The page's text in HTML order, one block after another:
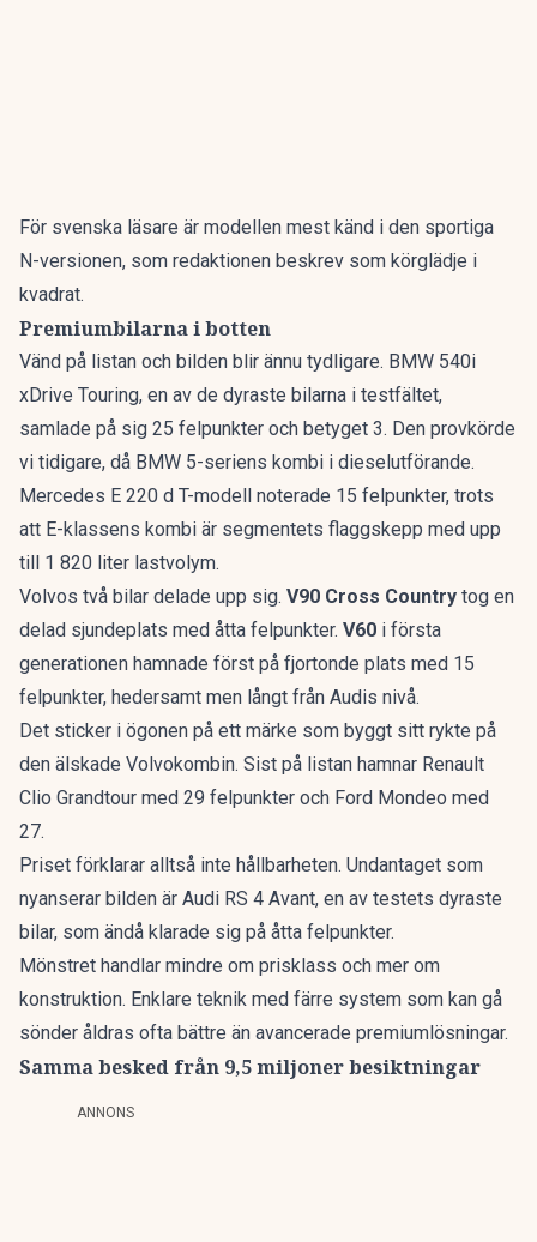
För svenska läsare är modellen mest känd i den sportiga
N-versionen, som redaktionen beskrev som körglädje i
kvadrat.
Premiumbilarna i botten
Vänd på listan och bilden blir ännu tydligare. BMW 540i
xDrive Touring, en av de dyraste bilarna i testfältet,
samlade på sig 25 felpunkter och betyget 3. Den provkörde
vi tidigare, då BMW 5-seriens kombi i dieselutförande.
Mercedes E 220 d T-modell noterade 15 felpunkter, trots
att E-klassens kombi är segmentets flaggskepp med upp
till 1 820 liter lastvolym.
Volvos två bilar delade upp sig. V90 Cross Country tog en
delad sjundeplats med åtta felpunkter. V60 i första
generationen hamnade först på fjortonde plats med 15
felpunkter, hedersamt men långt från Audis nivå.
Det sticker i ögonen på ett märke som byggt sitt rykte på
den älskade Volvokombin. Sist på listan hamnar Renault
Clio Grandtour med 29 felpunkter och Ford Mondeo med
27.
Priset förklarar alltså inte hållbarheten. Undantaget som
nyanserar bilden är Audi RS 4 Avant, en av testets dyraste
bilar, som ändå klarade sig på åtta felpunkter.
Mönstret handlar mindre om prisklass och mer om
konstruktion. Enklare teknik med färre system som kan gå
sönder åldras ofta bättre än avancerade premiumlösningar.
Samma besked från 9,5 miljoner besiktningar
ANNONS